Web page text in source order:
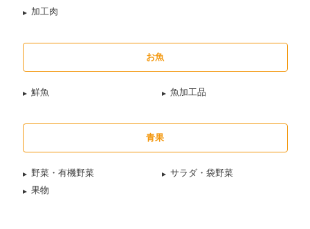
加工肉
お魚
鮮魚 魚加工品
青果
野菜・有機野菜
サラダ・袋野菜
果物